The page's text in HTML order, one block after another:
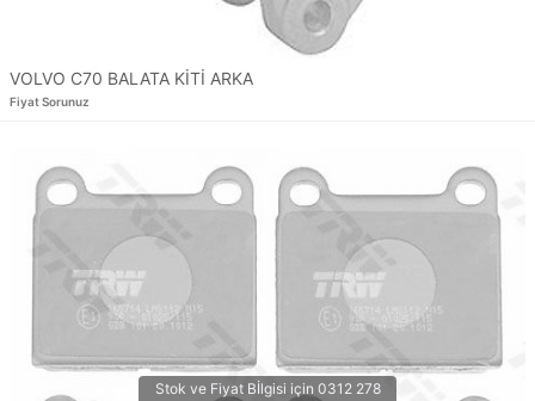
VOLVO C70 BALATA KİTİ ARKA
Fiyat Sorunuz